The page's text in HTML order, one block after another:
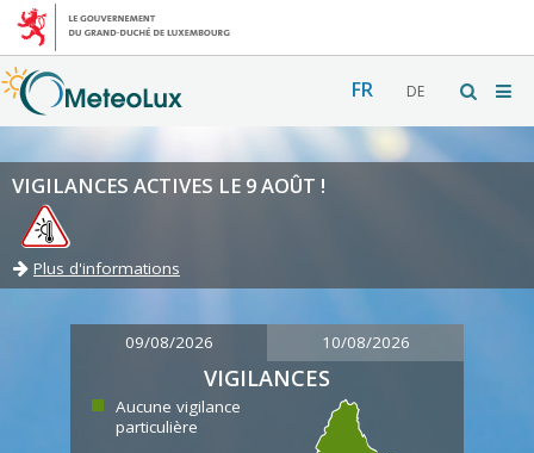
FR DE
VIGILANCES ACTIVES LE 9 AOÛT !
Plus d'informations
09/08/2026 10/08/2026
VIGILANCES
Aucune vigilance
particulière